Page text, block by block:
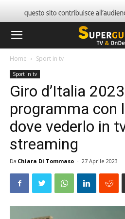
Home Sport in tv
Sport in tv
Giro d’Italia
programma con
dove vederlo in
streaming
Da Chiara Di Tommaso - 27 Aprile 2023